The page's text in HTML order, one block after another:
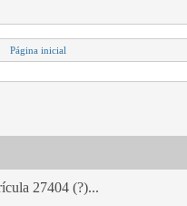
Página inicial
27404 (?)...